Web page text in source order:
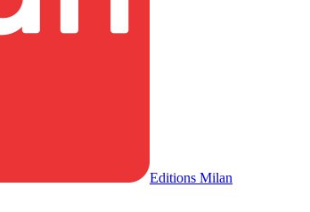
Editions Milan